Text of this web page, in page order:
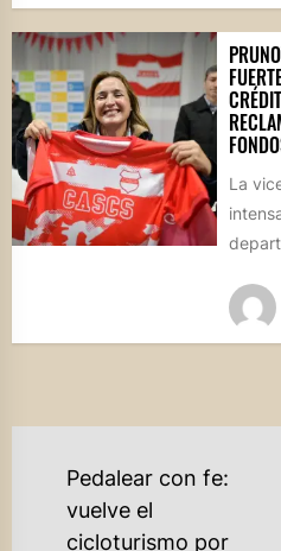
La
NAVEGACIÓN
Pedalear con fe:
vuelve el
cicloturismo por